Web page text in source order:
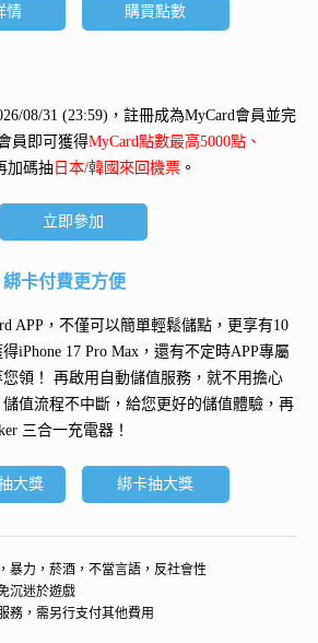
情 購買點數
08/31 (23:59)，註冊成為MyCard會員並完
員即可獲得MyCard點數最高5000點、
加碼抽 日本/韓國來回機票 。
立即參加
卡付費更方便
APP，不僅可以簡單輕鬆儲點，更享有10
得iPhone 17 Pro Max ，還有不定時APP專屬
領！ 再啟用自動儲值服務 ，就不用擔心
值流程不中斷，給您更好的儲值體驗，再
三合一充電器 ！
大獎 綁卡抽大獎
暴力，菸酒，不當言語，反社會性
沉迷於遊戲
務，需另行支付其他費用